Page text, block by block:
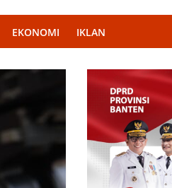
EKONOMI IKLAN